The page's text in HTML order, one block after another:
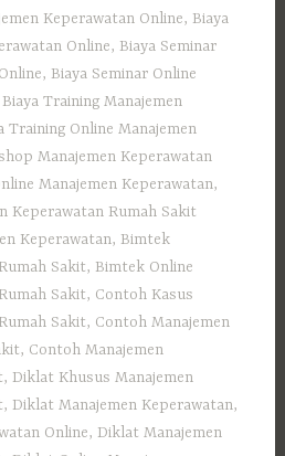
Keperawatan Online, Biaya
Online, Biaya Seminar
, Biaya Seminar Online
Biaya Training Manajemen
Training Online Manajemen
Manajemen Keperawatan
Manajemen Keperawatan,
Keperawatan Rumah Sakit
Keperawatan, Bimtek
Sakit, Bimtek Online
Sakit, Contoh Kasus
Sakit, Contoh Manajemen
, Contoh Manajemen
,Diklat Khusus Manajemen
,Diklat Manajemen Keperawatan,
Online,Diklat Manajemen